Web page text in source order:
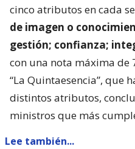
cinco atributos en cada
de imagen o
gestión; confianza;
con una nota máxima de
“La Quintaesencia”, que
distintos atributos,
ministros que más
Lee también...